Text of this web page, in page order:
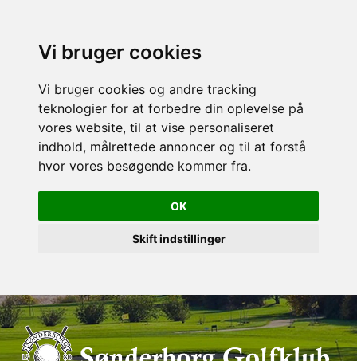
Vi bruger cookies
Vi bruger cookies og andre tracking
teknologier for at forbedre din oplevelse på
vores website, til at vise personaliseret
indhold, målrettede annoncer og til at forstå
hvor vores besøgende kommer fra.
OK
Skift indstillinger